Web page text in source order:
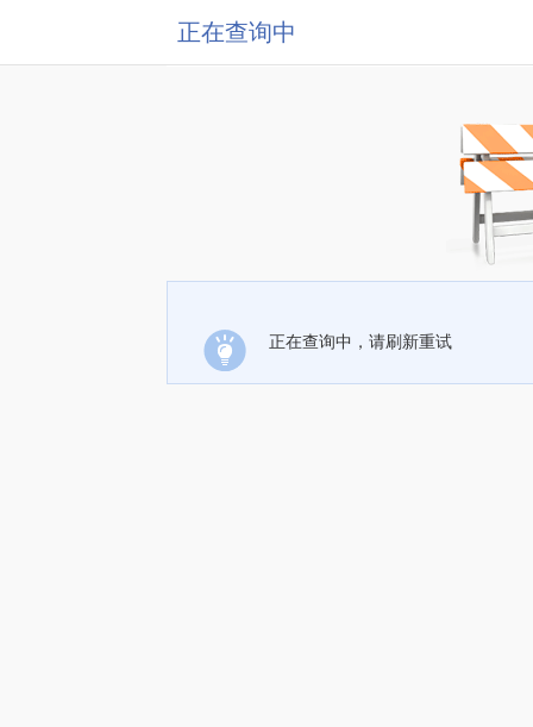
正在查询中
正在查询中，请刷新重试